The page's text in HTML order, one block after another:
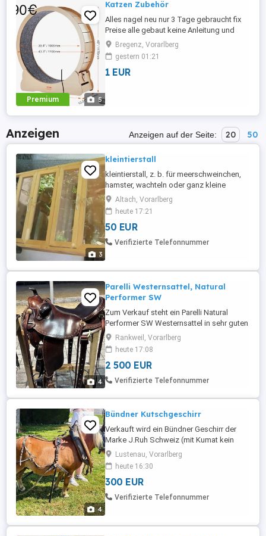
Premium 5
Katzen Zubehör
Alles nagel neu nur 3 Tage gebraucht fix
Preise alle gebaut keine Anleitung und
Verpackungen vorhanden
Bregenz, Vorarlberg
gestern 01:21
1 EUR
Anzeigen Anzeigen auf der Seite: 20 50
3
kleintierstall
kleintierstall, z. b. für meerschweinchen,
hamster, wachteln oder ganz kleine
kaninchen - 2 etagen- wurde zuletzt für
wachteln genutzt - gebraucht aber
trotzdem in brauchbarem zustand, nur
selbstabholung
Altach, Vorarlberg
heute 17:21
50 EUR
Verifizierte Telefonnummer
4
Parelli Westernsattel, Natural
Performer SW
Zum Verkauf steht ein Parelli Natural
Performer SW Westernsattel in sehr guten
Zustand. Bei uns wird er nicht gebraucht
und es wäre sehr schade, ihn nur im
Kasten hängen zu lassen. Details:
Sitzgröße: 17 Zoll Länge: 57 cm
Kammerweite: SW Superwide
- kaum ...
Rankweil, Vorarlberg
heute 17:08
2 500 EUR
Verifizierte Telefonnummer
4
Bündner Kutschgeschirr
Verkauft wird ein Bündner Geschirr der
Marke J.Ruh Schweiz (mit Kumat kein
Brustblatt) da unser Shetty 87cm viel zu
klein ist (Leider) einigen Riemen sollten
sicher ausgetausch werden .Ihr könnt gern
reele Angebote machen oder es könnte
auch gern gegen ein kleineres
Lustenau, Vorarlberg
heute 16:30
300 EUR
Verifizierte Telefonnummer